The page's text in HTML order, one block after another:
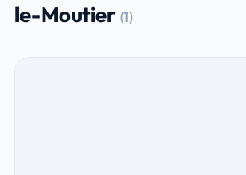
le-Moutier (1)